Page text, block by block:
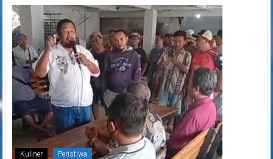
Kuliner Peristiwa